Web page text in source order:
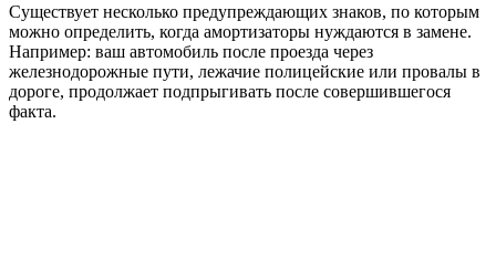
Существует несколько предупреждающих знаков, по которым
можно определить, когда амортизаторы нуждаются в замене.
Например: ваш автомобиль после проезда через
железнодорожные пути, лежачие полицейские или провалы в
дороге, продолжает подпрыгивать после совершившегося
факта.